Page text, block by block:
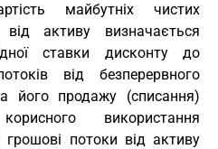
майбутніх чистих
активу визначається
ставки дисконту до
від безперервного
його продажу (списання)
використання
грошові потоки від активу